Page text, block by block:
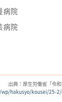
病院
病院
出典：厚生労働省「令
hakusyo/kousei/25-